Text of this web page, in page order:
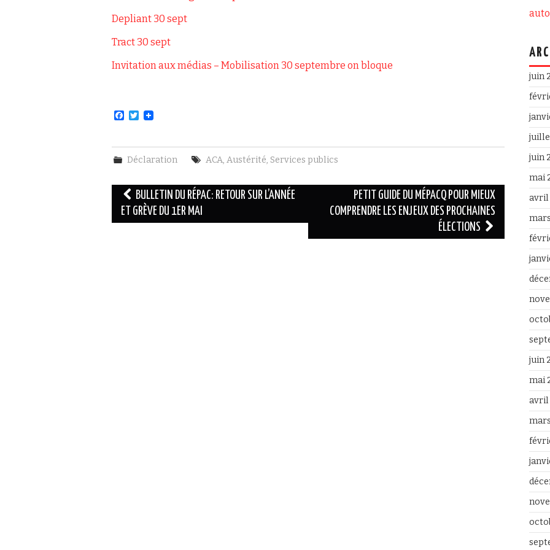
Depliant 30 sept
Tract 30 sept
Invitation aux médias – Mobilisation 30 septembre on bloque
F
e
b
o
k
T
t
e
Déclaration ACA, Austérité, Services publics
Navigation
des
BULLETIN DU RÉPAC: RETOUR SUR L’ANNÉE
ET GRÈVE DU 1ER MAI
PETIT GUIDE DU MÉPACQ POUR MIEUX
COMPRENDRE LES ENJEUX DES PROCHAINES
ÉLECTIONS
juin
juin
mai
avril
juin
mai
avril